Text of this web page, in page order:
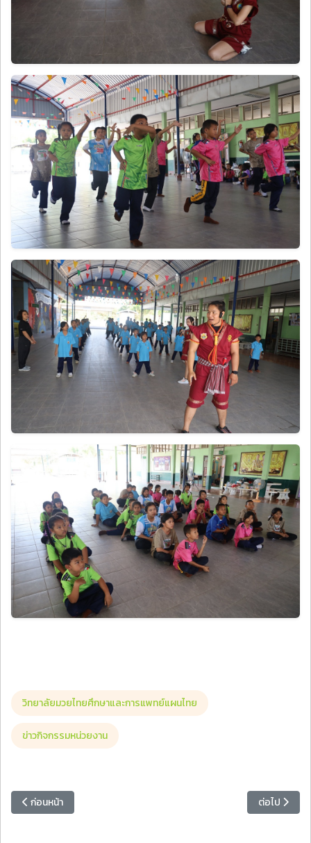
วิทยาลัยมวยไทยศึกษาและการแพทย์แผนไทย
ข่าวกิจกรรมหน่วยงาน
เนื้อหาก่อนหน้า: อธิการบดีเป็นประธานการประชุมคณะกรรมการบริหารม
ก่อนหน้า เนื้อหาถัดไป
ต่อไป